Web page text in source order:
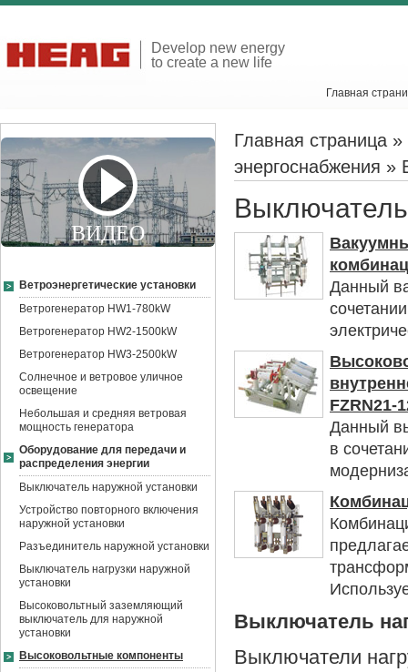
Develop new energy
to create a new life
Главная
ВИДЕО
Ветроэнергетические установки
Ветрогенератор HW1-780kW
Ветрогенератор HW2-1500kW
Ветрогенератор HW3-2500kW
Солнечное и ветровое уличное
освещение
Небольшая и средняя ветровая
мощность генератора
Оборудование для передачи и
распределения энергии
Выключатель наружной установки
Устройство повторного включения
наружной установки
Разъединитель наружной установки
Выключатель нагрузки наружной
установки
Высоковольтный заземляющий
выключатель для наружной
установки
Высоковольтные компоненты
Главная страница »
энергоснабжения »
Выключатель
Данный
FZRN21-
Данный
в
Выключатель
Выключатели